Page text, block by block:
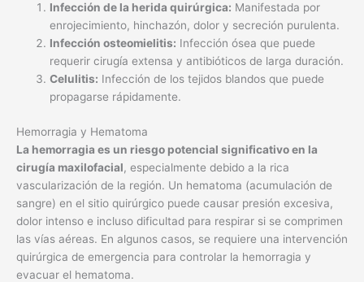
Infección de la herida quirúrgica: Manifestada por
enrojecimiento, hinchazón, dolor y secreción purulenta.
Infección osteomielitis: Infección ósea que puede
requerir cirugía extensa y antibióticos de larga duración.
Celulitis: Infección de los tejidos blandos que puede
propagarse rápidamente.
Hemorragia y Hematoma
La hemorragia es un riesgo potencial significativo en la
cirugía maxilofacial, especialmente debido a la rica
vascularización de la región. Un hematoma (acumulación de
sangre) en el sitio quirúrgico puede causar presión excesiva,
dolor intenso e incluso dificultad para respirar si se comprimen
las vías aéreas. En algunos casos, se requiere una intervención
quirúrgica de emergencia para controlar la hemorragia y
evacuar el hematoma.